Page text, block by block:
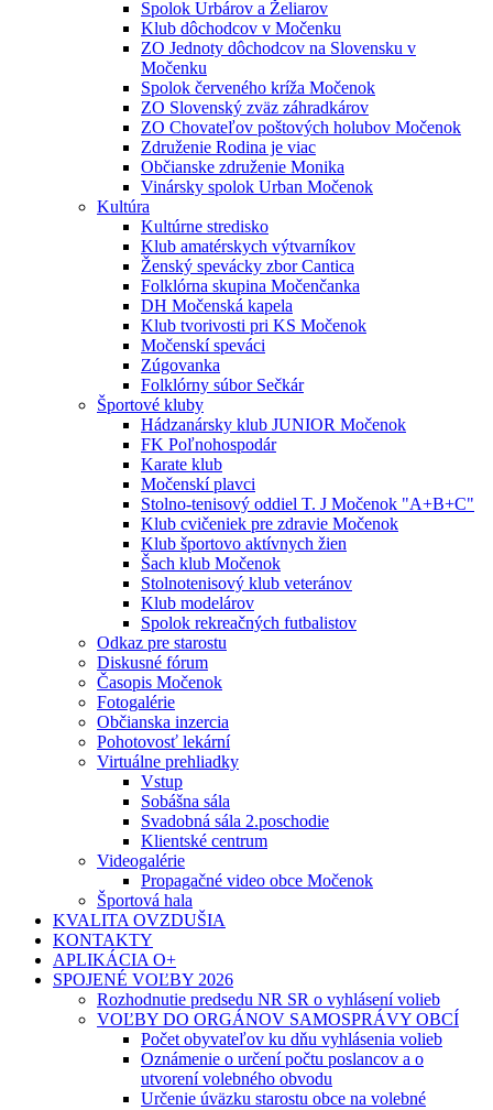
Spolok Urbárov a Želiarov
Klub dôchodcov v Močenku
ZO Jednoty dôchodcov na Slovensku v
Močenku
Spolok červeného kríža Močenok
ZO Slovenský zväz záhradkárov
ZO Chovateľov poštových holubov Močenok
Združenie Rodina je viac
Občianske združenie Monika
Vinársky spolok Urban Močenok
Kultúra
Kultúrne stredisko
Klub amatérskych výtvarníkov
Ženský spevácky zbor Cantica
Folklórna skupina Močenčanka
DH Močenská kapela
Klub tvorivosti pri KS Močenok
Močenskí speváci
Zúgovanka
Folklórny súbor Sečkár
Športové kluby
Hádzanársky klub JUNIOR Močenok
FK Poľnohospodár
Karate klub
Močenskí plavci
Stolno-tenisový oddiel T. J Močenok "A+B+C"
Klub cvičeniek pre zdravie Močenok
Klub športovo aktívnych žien
Šach klub Močenok
Stolnotenisový klub veteránov
Klub modelárov
Spolok rekreačných futbalistov
Odkaz pre starostu
Diskusné fórum
Časopis Močenok
Fotogalérie
Občianska inzercia
Pohotovosť lekární
Virtuálne prehliadky
Vstup
Sobášna sála
Svadobná sála 2.poschodie
Klientské centrum
Videogalérie
Propagačné video obce Močenok
Športová hala
KVALITA OVZDUŠIA
KONTAKTY
APLIKÁCIA O+
SPOJENÉ VOĽBY 2026
Rozhodnutie predsedu NR SR o vyhlásení volieb
VOĽBY DO ORGÁNOV SAMOSPRÁVY OBCÍ
Počet obyvateľov ku dňu vyhlásenia volieb
Oznámenie o určení počtu poslancov a o
utvorení volebného obvodu
Určenie úväzku starostu obce na volebné